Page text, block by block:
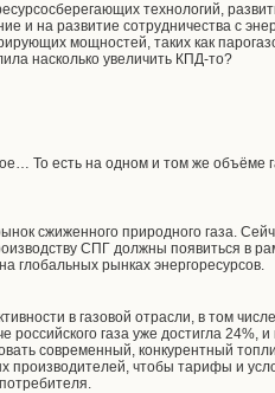
технологий,
и на развитие сотрудничества с
мощностей, таких как
насколько увеличить КПД-то?
То есть на одном и том же объёме
сжиженного природного газа.
СПГ должны появиться в
глобальных рынках энергоресурсов.
в газовой отрасли, в том
газа уже достигла
современный, конкурентный
производителей, чтобы тарифы и